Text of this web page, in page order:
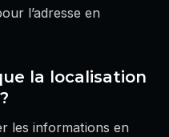
l’adresse en
la localisation
les informations en